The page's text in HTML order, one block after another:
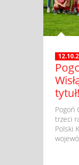
tytuł!
Pogoń
trzeci
Polski